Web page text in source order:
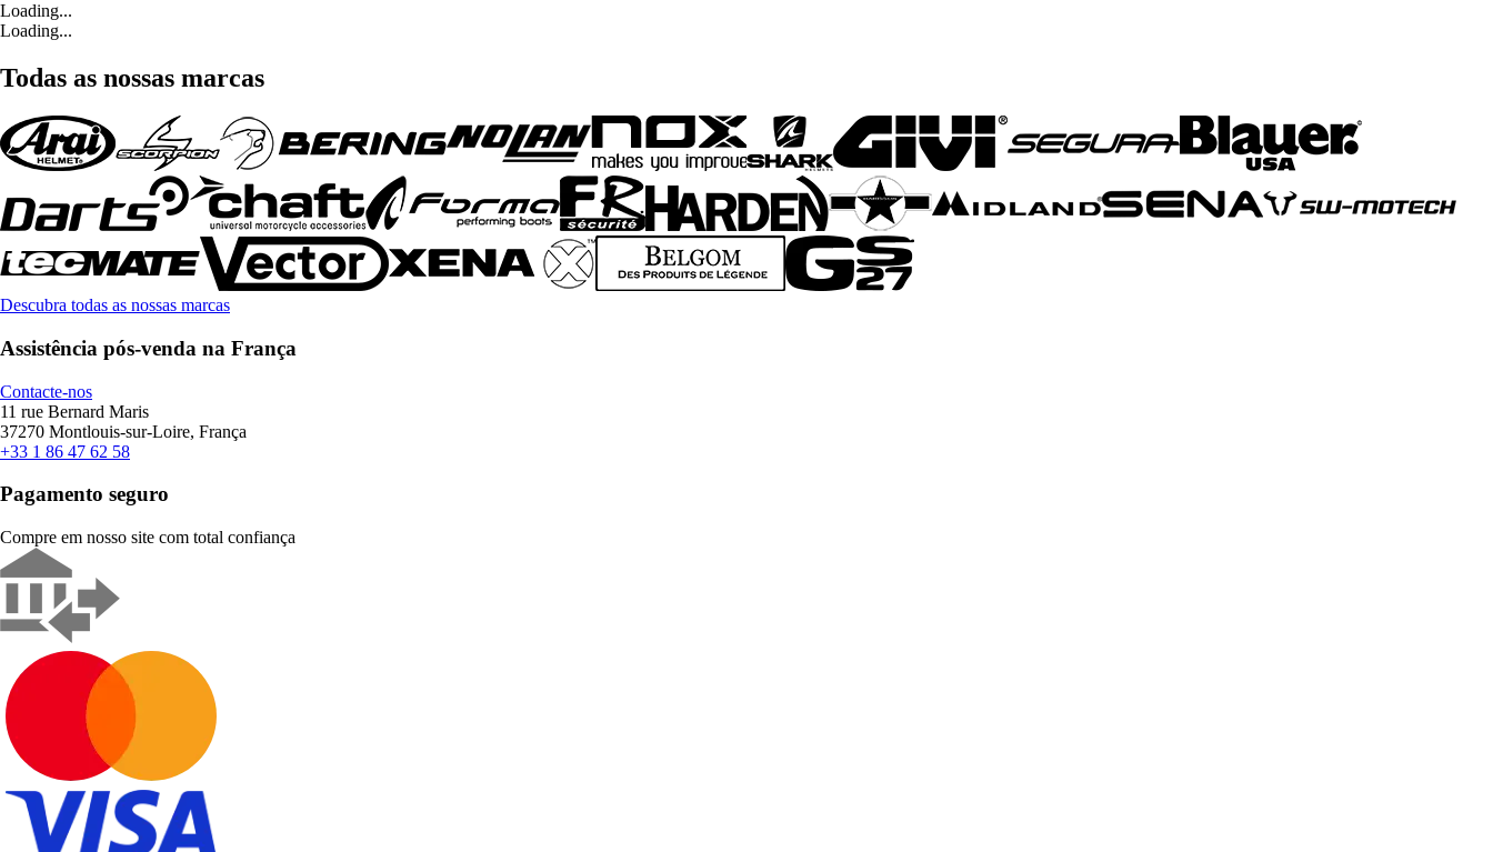
Loading...
Loading...
Todas as nossas marcas
Descubra todas as nossas marcas
Assistência pós-venda na França
Contacte-nos
11 rue Bernard Maris
37270 Montlouis-sur-Loire, França
+33 1 86 47 62 58
Pagamento seguro
Compre em nosso site com total confiança